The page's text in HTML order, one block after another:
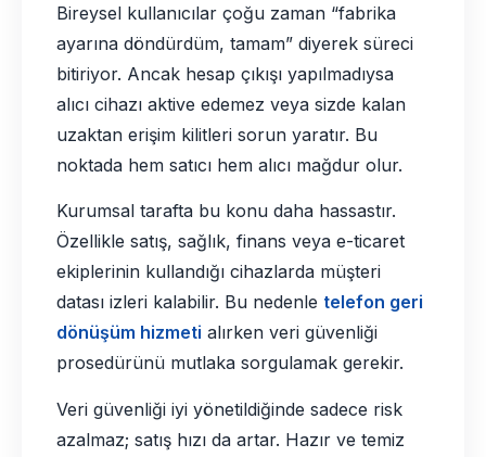
Bireysel kullanıcılar çoğu zaman “fabrika
ayarına döndürdüm, tamam” diyerek süreci
bitiriyor. Ancak hesap çıkışı yapılmadıysa
alıcı cihazı aktive edemez veya sizde kalan
uzaktan erişim kilitleri sorun yaratır. Bu
noktada hem satıcı hem alıcı mağdur olur.
Kurumsal tarafta bu konu daha hassastır.
Özellikle satış, sağlık, finans veya e-ticaret
ekiplerinin kullandığı cihazlarda müşteri
datası izleri kalabilir. Bu nedenle telefon geri
dönüşüm hizmeti alırken veri güvenliği
prosedürünü mutlaka sorgulamak gerekir.
Veri güvenliği iyi yönetildiğinde sadece risk
azalmaz; satış hızı da artar. Hazır ve temiz